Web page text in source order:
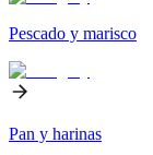
Pescado y marisco
Pan y harinas